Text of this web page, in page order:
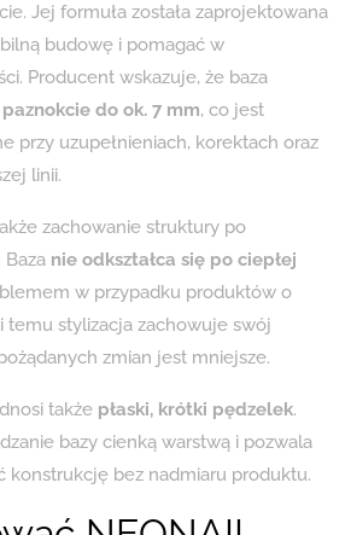
Jej formuła została zaprojektowana
budowę i pomagać w
Producent wskazuje, że baza
do ok. 7 mm, co jest
przy uzupełnieniach, korektach oraz
linii.
zachowanie struktury po
Baza nie odkształca się po ciepłej
w przypadku produktów o
temu stylizacja zachowuje swój
zmian jest mniejsze.
także płaski, krótki pędzelek.
bazy cienką warstwą i pozwala
konstrukcję bez nadmiaru produktu.